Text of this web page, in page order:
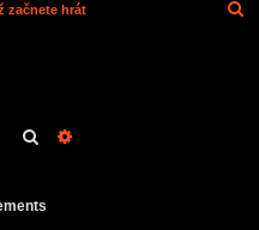
začnete hrát
Search